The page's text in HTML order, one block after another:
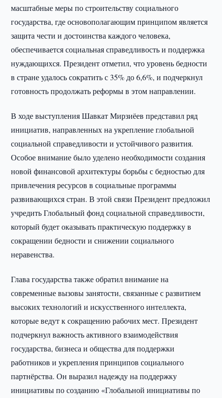
масштабные меры по строительству социального
государства, где основополагающим принципом является
защита чести и достоинства каждого человека,
обеспечивается социальная справедливость и поддержка
нуждающихся. Президент отметил, что уровень бедности
в стране удалось сократить с 35% до 6,6%, и подчеркнул
готовность продолжать реформы в этом направлении.
В ходе выступления Шавкат Мирзиёев представил ряд
инициатив, направленных на укрепление глобальной
социальной справедливости и устойчивого развития.
Особое внимание было уделено необходимости создания
новой финансовой архитектуры борьбы с бедностью для
привлечения ресурсов в социальные программы
развивающихся стран. В этой связи Президент предложил
учредить Глобальный фонд социальной справедливости,
который будет оказывать практическую поддержку в
сокращении бедности и снижении социального
неравенства.
Глава государства также обратил внимание на
современные вызовы занятости, связанные с развитием
высоких технологий и искусственного интеллекта,
которые ведут к сокращению рабочих мест. Президент
подчеркнул важность активного взаимодействия
государства, бизнеса и общества для поддержки
работников и укрепления принципов социального
партнёрства. Он выразил надежду на поддержку
инициативы по созданию «Глобальной инициативы по